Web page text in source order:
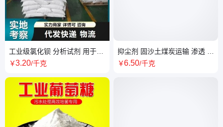
工业级氯化钡 分析试剂 用于金
属热处理 软水剂
￥3.20/千克
抑尘剂 固沙土煤炭运输 渗透 固
沙宝防水涂料 超意兴化工
￥6.50/千克